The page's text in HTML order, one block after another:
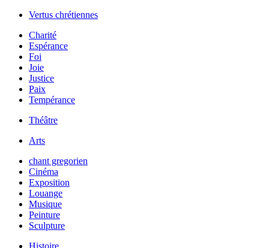
Vertus chrétiennes
Charité
Espérance
Foi
Joie
Justice
Paix
Tempérance
Théâtre
Arts
chant gregorien
Cinéma
Exposition
Louange
Musique
Peinture
Sculpture
Histoire